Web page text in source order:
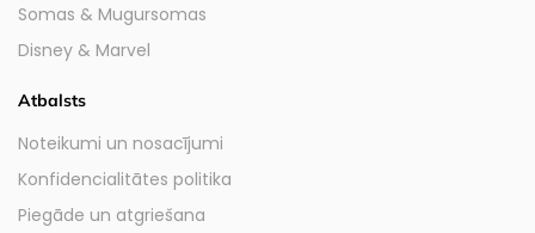
Somas & Mugursomas
Disney & Marvel
Atbalsts
Noteikumi un nosacījumi
Konfidencialitātes politika
Piegāde un atgriešana